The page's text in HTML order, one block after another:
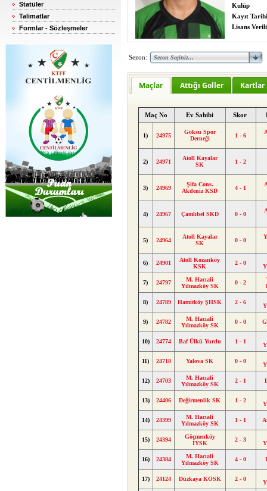
Statüler
Talimatlar
Formlar - Sözleşmeler
Kulüp
Kayıt Tarihi
Lisans
Sezon:
Maçlar Attığı Goller Kartlar
Maç No Ev Sahibi Skor
1) 24975
Göksu Spor
Derneği
1 - 6
2) 24971
Atoll Kayalar
SK
1 - 2
3) 24969
Şifa Cons.
Akdeniz KSD
4 - 1
4) 24967 Çamlıbel SKD 0 - 0
5) 24964
Atoll Kayalar
SK
0 - 0
6) 24901
Atoll Kozanköy
KSK
2 - 0
7) 24797
M. Hacıali
Yılmazköy SK
0 - 2
8) 24789 Hamitköy ŞHSK 2 - 6
9) 24782
M. Hacıali
Yılmazköy SK
0 - 0
10) 24774 Baf Ülkü Yurdu 1 - 1
11) 24718 Yalova SK 0 - 0
12) 24703
M. Hacıali
Yılmazköy SK
2 - 1
13) 24406 Değirmenlik SK 1 - 2
14) 24399
M. Hacıali
Yılmazköy SK
1 - 1
15) 24394
Göçmenköy
İYSK
2 - 3
16) 24384
M. Hacıali
Yılmazköy SK
4 - 0
17) 24124 Düzkaya KOSK 2 - 0